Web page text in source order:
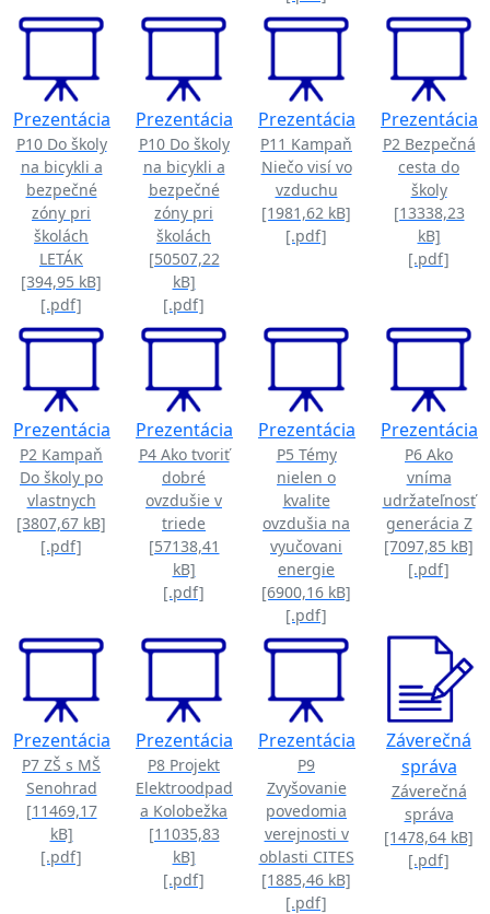
Prezentácia
P10 Do školy
na bicykli a
bezpečné
zóny pri
školách
LETÁK
[394,95 kB]
[.pdf]
Prezentácia
P10 Do školy
na bicykli a
bezpečné
zóny pri
školách
[50507,22
kB]
[.pdf]
Prezentácia
P11 Kampaň
Niečo visí vo
vzduchu
[1981,62 kB]
[.pdf]
Prezentácia
P2 Bezpečná
cesta do
školy
[13338,23
kB]
[.pdf]
Prezentácia
P2 Kampaň
Do školy po
vlastnych
[3807,67 kB]
[.pdf]
Prezentácia
P4 Ako tvoriť
dobré
ovzdušie v
triede
[57138,41
kB]
[.pdf]
Prezentácia
P5 Témy
nielen o
kvalite
ovzdušia na
vyučovani
energie
[6900,16 kB]
[.pdf]
Prezentácia
P6 Ako
vníma
udržateľnosť
generácia Z
[7097,85 kB]
[.pdf]
Prezentácia
P7 ZŠ s MŠ
Senohrad
[11469,17
kB]
[.pdf]
Prezentácia
P8 Projekt
Elektroodpad
a Kolobežka
[11035,83
kB]
[.pdf]
Prezentácia
P9
Zvyšovanie
povedomia
verejnosti v
oblasti CITES
[1885,46 kB]
[.pdf]
Záverečná
správa
Záverečná
správa
[1478,64 kB]
[.pdf]